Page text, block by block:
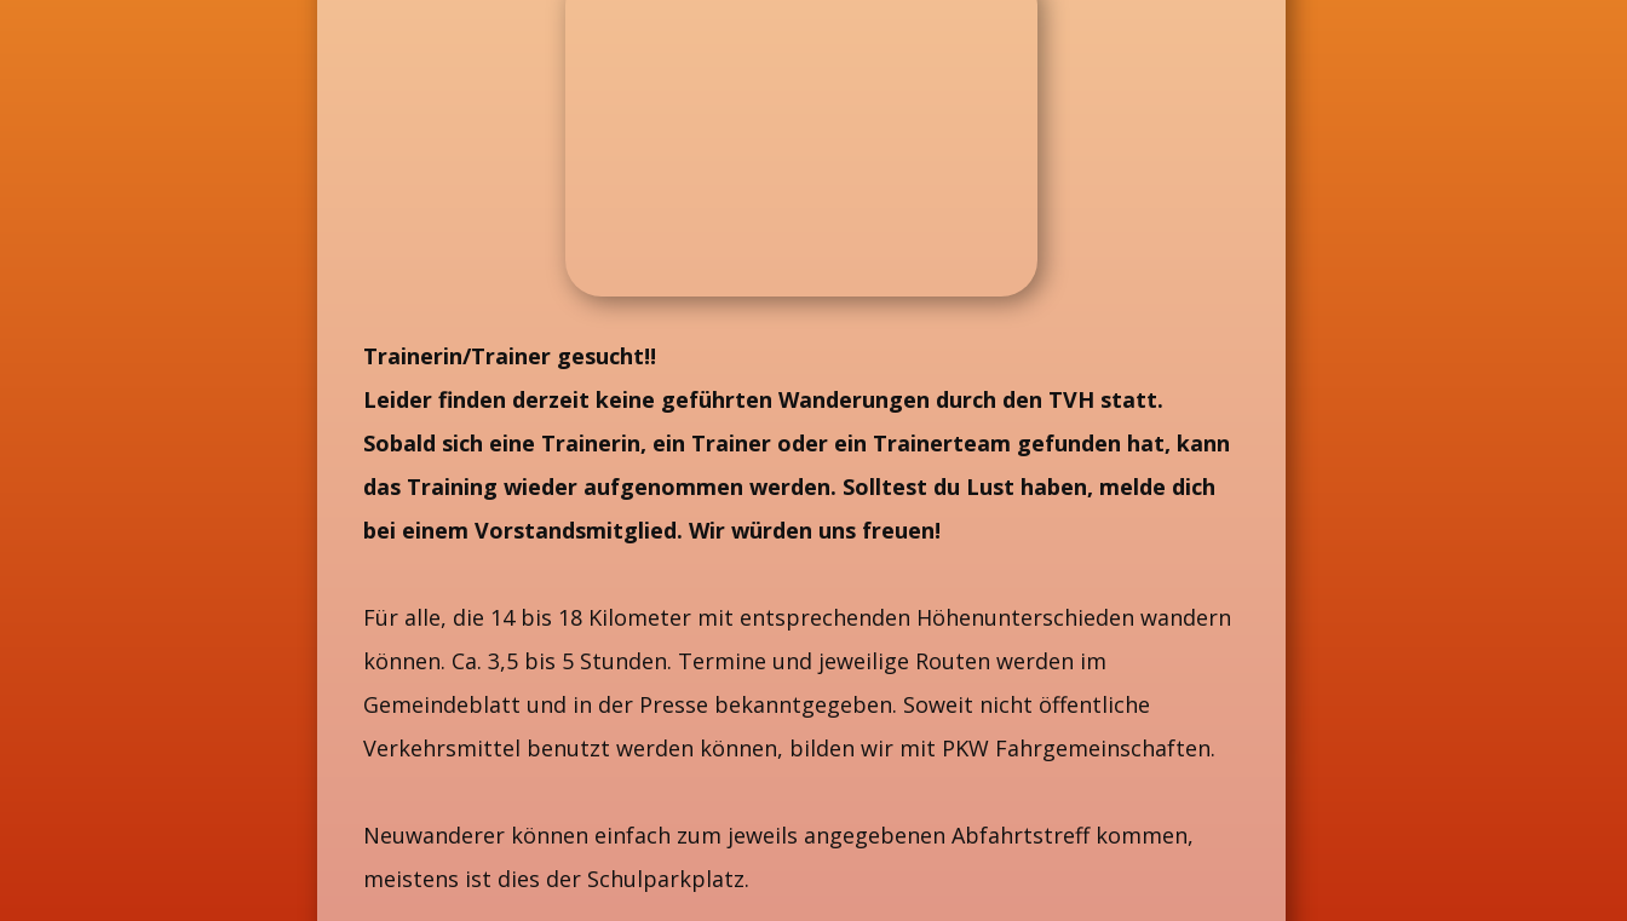
Trainerin/Trainer gesucht!!
Leider finden derzeit keine geführten Wanderungen durch den TVH statt.
Sobald sich eine Trainerin, ein Trainer oder ein Trainerteam gefunden hat, kann
das Training wieder aufgenommen werden. Solltest du Lust haben, melde dich
bei einem Vorstandsmitglied. Wir würden uns freuen!
Für alle, die 14 bis 18 Kilometer mit entsprechenden Höhenunterschieden wandern
können. Ca. 3,5 bis 5 Stunden. Termine und jeweilige Routen werden im
Gemeindeblatt und in der Presse bekanntgegeben. Soweit nicht öffentliche
Verkehrsmittel benutzt werden können, bilden wir mit PKW Fahrgemeinschaften.
Neuwanderer können einfach zum jeweils angegebenen Abfahrtstreff kommen,
meistens ist dies der Schulparkplatz.